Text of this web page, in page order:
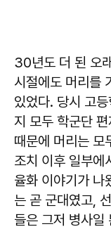
30년도 더 된 오
시절에도 머리를
있었다. 당시 고
지 모두 학군단 편
때문에 머리는
조치 이후 일부에
율화 이야기가 나
는 곧 군대였고,
들은 그저 병사일